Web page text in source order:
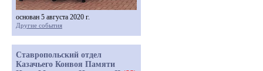
основан 5 августа 2020 г.
Другие события
Ставропольский отдел
Казачьего Конвоя Памяти